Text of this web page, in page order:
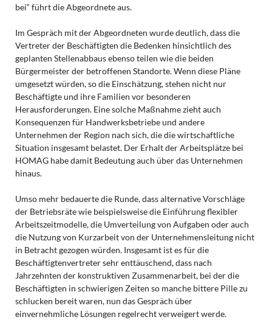
bei“ führt die Abgeordnete aus.
Im Gespräch mit der Abgeordneten wurde deutlich, dass die
Vertreter der Beschäftigten die Bedenken hinsichtlich des
geplanten Stellenabbaus ebenso teilen wie die beiden
Bürgermeister der betroffenen Standorte. Wenn diese Pläne
umgesetzt würden, so die Einschätzung, stehen nicht nur
Beschäftigte und ihre Familien vor besonderen
Herausforderungen. Eine solche Maßnahme zieht auch
Konsequenzen für Handwerksbetriebe und andere
Unternehmen der Region nach sich, die die wirtschaftliche
Situation insgesamt belastet. Der Erhalt der Arbeitsplätze bei
HOMAG habe damit Bedeutung auch über das Unternehmen
hinaus.
Umso mehr bedauerte die Runde, dass alternative Vorschläge
der Betriebsräte wie beispielsweise die Einführung flexibler
Arbeitszeitmodelle, die Umverteilung von Aufgaben oder auch
die Nutzung von Kurzarbeit von der Unternehmensleitung nicht
in Betracht gezogen würden. Insgesamt ist es für die
Beschäftigtenvertreter sehr enttäuschend, dass nach
Jahrzehnten der konstruktiven Zusammenarbeit, bei der die
Beschäftigten in schwierigen Zeiten so manche bittere Pille zu
schlucken bereit waren, nun das Gespräch über
einvernehmliche Lösungen regelrecht verweigert werde.